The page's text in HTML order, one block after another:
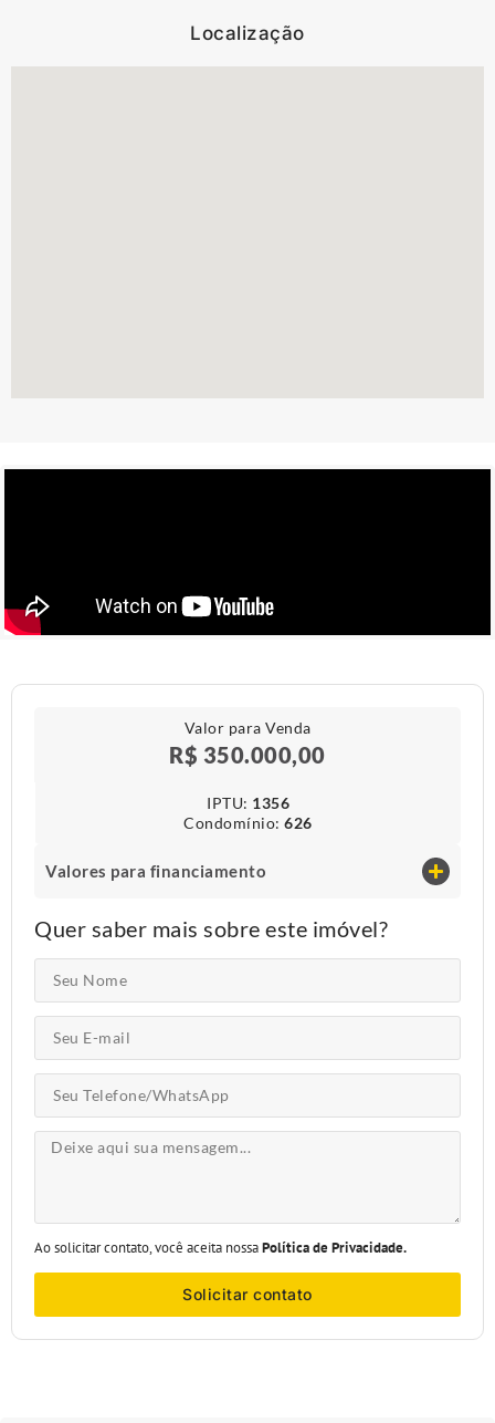
Localização
Valor para Venda
R$ 350.000,00
IPTU​: 1356
Condomínio​: 626
Valores para financiamento
Quer saber mais sobre este imóvel?
Ao solicitar contato, você aceita nossaPolítica de Privacidade.
Solicitar contato